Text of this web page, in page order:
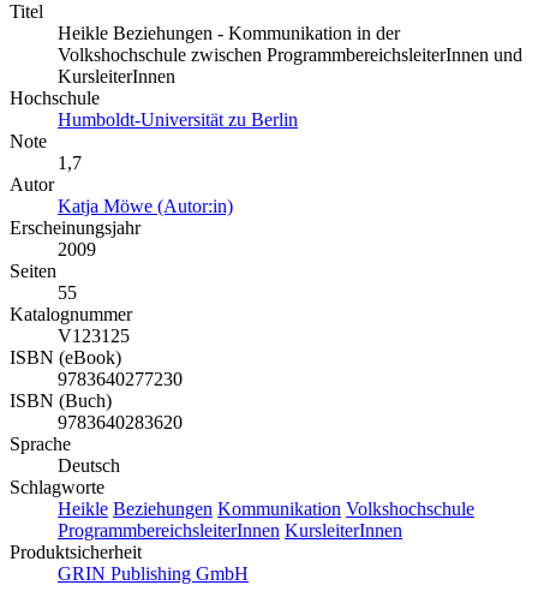
Titel
Heikle Beziehungen - Kommunikation in der
Volkshochschule zwischen ProgrammbereichsleiterInnen und
KursleiterInnen
Hochschule
Humboldt-Universität zu Berlin
Note
1,7
Autor
Katja Möwe (Autor:in)
Erscheinungsjahr
2009
Seiten
55
Katalognummer
V123125
ISBN (eBook)
9783640277230
ISBN (Buch)
9783640283620
Sprache
Deutsch
Schlagworte
Heikle Beziehungen Kommunikation Volkshochschule
ProgrammbereichsleiterInnen KursleiterInnen
Produktsicherheit
GRIN Publishing GmbH